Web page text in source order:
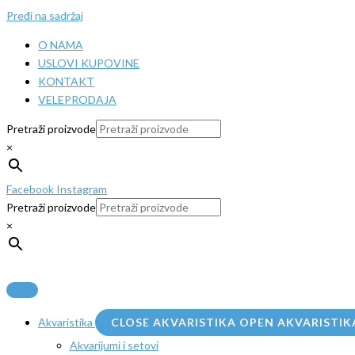
Pređi na sadržaj
O NAMA
USLOVI KUPOVINE
KONTAKT
VELEPRODAJA
Pretraži proizvode
×
Facebook Instagram
Pretraži proizvode
×
Akvaristika CLOSE AKVARISTIKA OPEN
Akvarijumi i setovi